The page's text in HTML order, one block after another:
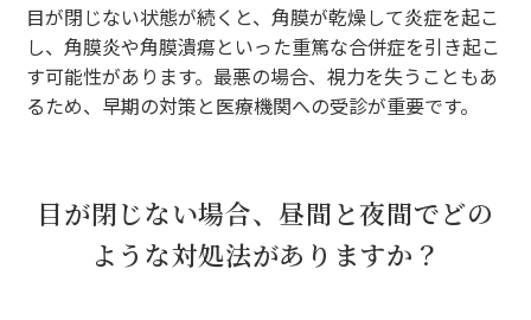
目が閉じない状態が続くと、角膜が乾燥して炎症を起こ
し、角膜炎や角膜潰瘍といった重篤な合併症を引き起こ
す可能性があります。最悪の場合、視力を失うこともあ
るため、早期の対策と医療機関への受診が重要です。
目が閉じない場合、昼間と夜間でどの
ような対処法がありますか？